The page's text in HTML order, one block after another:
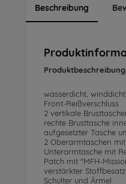
Beschreibung
Produktbeschreibung
wasserdicht,
Front-Reißverschluss
2 vertikale
rechte Brusttasche
aufgesetzter Tasche
2 Oberarmtaschen
Unterarmtasche mit
Patch mit "MFH-
verstärkter
Schulter und Ärmel